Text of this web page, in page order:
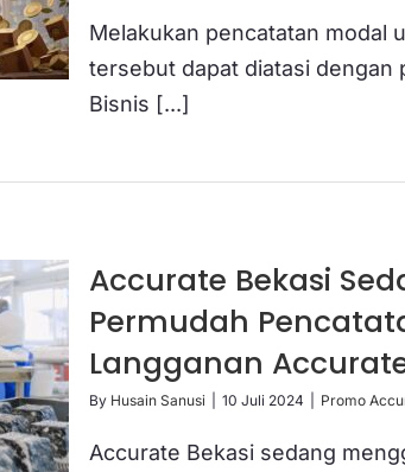
Melakukan pencatatan modal
tersebut dapat diatasi dengan
Bisnis [...]
Accurate Bekasi
Permudah
Langganan
By Husain Sanusi 10 Juli 2024 Promo
Accurate Bekasi sedang